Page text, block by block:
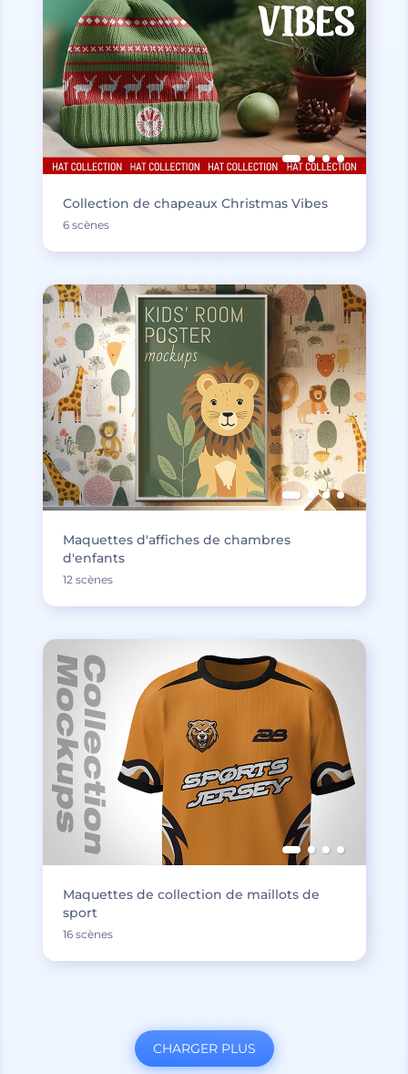
Collection de chapeaux Christmas Vibes
6 scènes
Maquettes d'affiches de chambres
d'enfants
12 scènes
Maquettes de collection de maillots de
sport
16 scènes
CHARGER PLUS